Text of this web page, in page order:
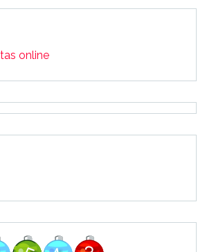
online